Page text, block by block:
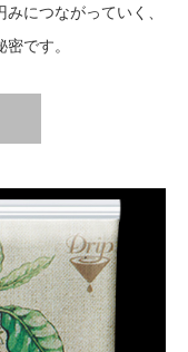
につながっていく、
です。